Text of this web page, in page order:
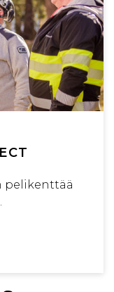
pelikenttää